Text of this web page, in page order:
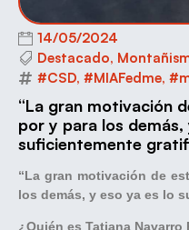
14/05/2024
Destacado,
#CSD, #MIAFedme,
“La gran motivación
por y para los demás,
suficientemente
“La gran motivación de
los demás, y eso ya es lo
¿Quién es Tatiana Navarro